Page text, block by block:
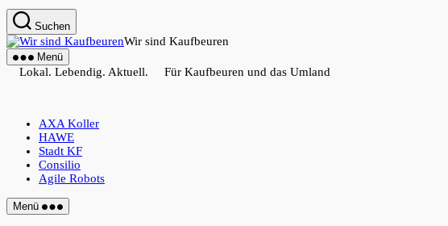
Suchen
Wir sind Kaufbeuren
Menü
Lokal. Lebendig. Aktuell. Für Kaufbeuren und das Umland
AXA Koller
HAWE
Stadt KF
Consilio
Agile Robots
Menü